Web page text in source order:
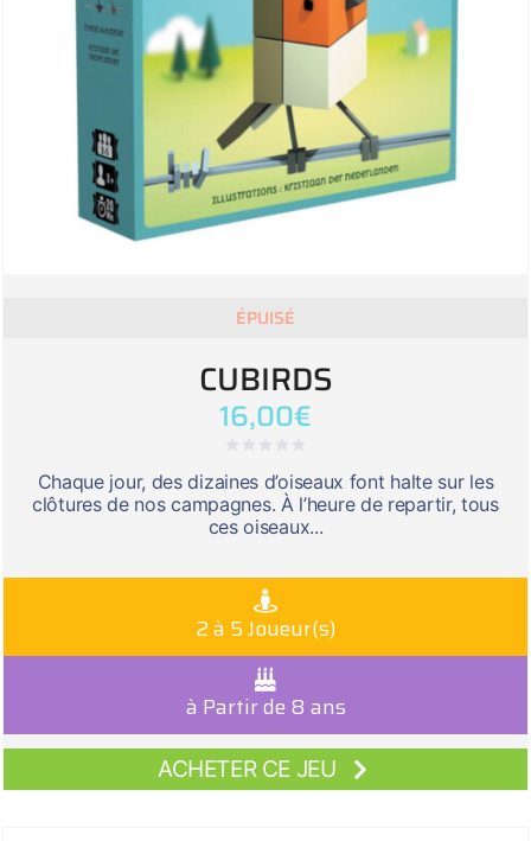
ÉPUISÉ
CUBIRDS
16,00€
Chaque jour, des dizaines d’oiseaux font halte sur les
clôtures de nos campagnes. À l’heure de repartir, tous
ces oiseaux...
2 à 5 Joueur(s)
à Partir de 8 ans
ACHETER CE JEU